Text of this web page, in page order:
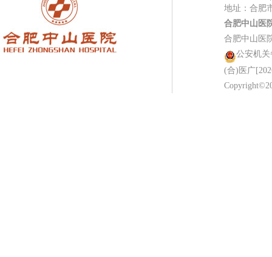
地址：合肥
合肥中山医
合肥中山医
公安机关
(合)医广